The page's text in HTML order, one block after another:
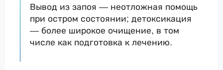
Вывод из запоя — неотложная помощь
при остром состоянии; детоксикация
— более широкое очищение, в том
числе как подготовка к лечению.